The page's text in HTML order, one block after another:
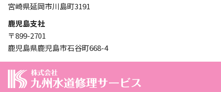
宮崎県延岡市川島町3191
鹿児島支社
〒899-2701
鹿児島県鹿児島市石谷町668-4